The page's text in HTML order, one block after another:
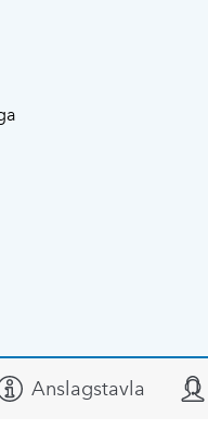
Anslagstavla